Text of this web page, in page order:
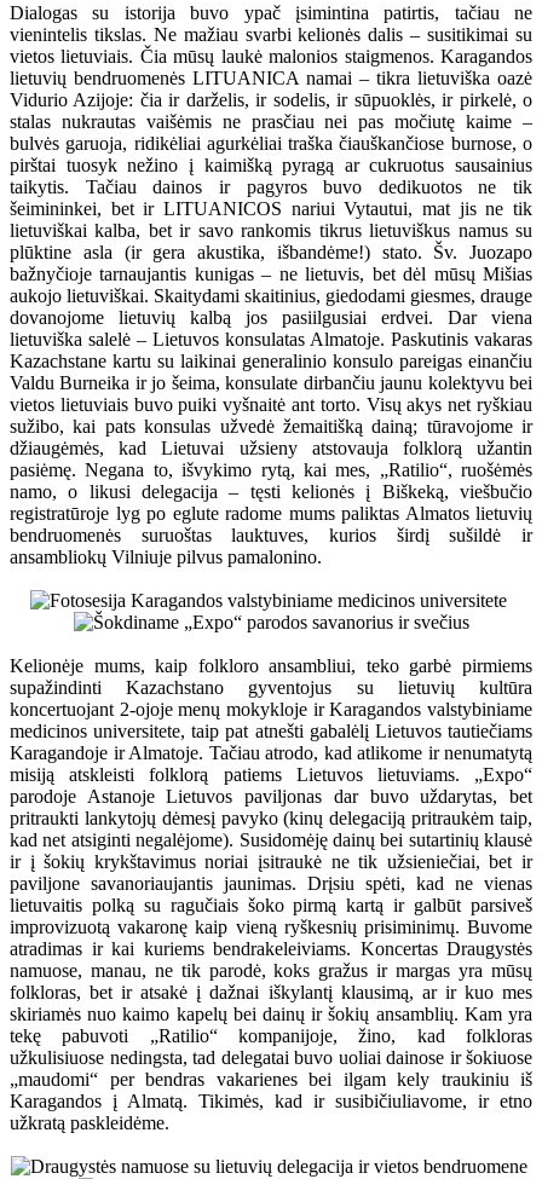
Dialogas su istorija buvo ypač įsimintina patirtis, tačiau ne
vienintelis tikslas. Ne mažiau svarbi kelionės dalis – susitikimai su
vietos lietuviais. Čia mūsų laukė malonios staigmenos. Karagandos
lietuvių bendruomenės LITUANICA namai – tikra lietuviška oazė
Vidurio Azijoje: čia ir darželis, ir sodelis, ir sūpuoklės, ir pirkelė, o
stalas nukrautas vaišėmis ne prasčiau nei pas močiutę kaime –
bulvės garuoja, ridikėliai agurkėliai traška čiauškančiose burnose, o
pirštai tuosyk nežino į kaimišką pyragą ar cukruotus sausainius
taikytis. Tačiau dainos ir pagyros buvo dedikuotos ne tik
šeimininkei, bet ir LITUANICOS nariui Vytautui, mat jis ne tik
lietuviškai kalba, bet ir savo rankomis tikrus lietuviškus namus su
plūktine asla (ir gera akustika, išbandėme!) stato. Šv. Juozapo
bažnyčioje tarnaujantis kunigas – ne lietuvis, bet dėl mūsų Mišias
aukojo lietuviškai. Skaitydami skaitinius, giedodami giesmes, drauge
dovanojome lietuvių kalbą jos pasiilgusiai erdvei. Dar viena
lietuviška salelė – Lietuvos konsulatas Almatoje. Paskutinis vakaras
Kazachstane kartu su laikinai generalinio konsulo pareigas einančiu
Valdu Burneika ir jo šeima, konsulate dirbančiu jaunu kolektyvu bei
vietos lietuviais buvo puiki vyšnaitė ant torto. Visų akys net ryškiau
sužibo, kai pats konsulas užvedė žemaitišką dainą; tūravojome ir
džiaugėmės, kad Lietuvai užsieny atstovauja folklorą užantin
pasiėmę. Negana to, išvykimo rytą, kai mes, „Ratilio“, ruošėmės
namo, o likusi delegacija – tęsti kelionės į Biškeką, viešbučio
registratūroje lyg po eglute radome mums paliktas Almatos lietuvių
bendruomenės suruoštas lauktuves, kurios širdį sušildė ir
ansambliokų Vilniuje pilvus pamalonino.
Kelionėje mums, kaip folkloro ansambliui, teko garbė pirmiems
supažindinti Kazachstano gyventojus su lietuvių kultūra
koncertuojant 2-ojoje menų mokykloje ir Karagandos valstybiniame
medicinos universitete, taip pat atnešti gabalėlį Lietuvos tautiečiams
Karagandoje ir Almatoje. Tačiau atrodo, kad atlikome ir nenumatytą
misiją atskleisti folklorą patiems Lietuvos lietuviams. „Expo“
parodoje Astanoje Lietuvos paviljonas dar buvo uždarytas, bet
pritraukti lankytojų dėmesį pavyko (kinų delegaciją pritraukėm taip,
kad net atsiginti negalėjome). Susidomėję dainų bei sutartinių klausė
ir į šokių krykštavimus noriai įsitraukė ne tik užsieniečiai, bet ir
paviljone savanoriaujantis jaunimas. Drįsiu spėti, kad ne vienas
lietuvaitis polką su ragučiais šoko pirmą kartą ir galbūt parsiveš
improvizuotą vakaronę kaip vieną ryškesnių prisiminimų. Buvome
atradimas ir kai kuriems bendrakeleiviams. Koncertas Draugystės
namuose, manau, ne tik parodė, koks gražus ir margas yra mūsų
folkloras, bet ir atsakė į dažnai iškylantį klausimą, ar ir kuo mes
skiriamės nuo kaimo kapelų bei dainų ir šokių ansamblių. Kam yra
tekę pabuvoti „Ratilio“ kompanijoje, žino, kad folkloras
užkulisiuose nedingsta, tad delegatai buvo uoliai dainose ir šokiuose
„maudomi“ per bendras vakarienes bei ilgam kely traukiniu iš
Karagandos į Almatą. Tikimės, kad ir susibičiuliavome, ir etno
užkratą paskleidėme.